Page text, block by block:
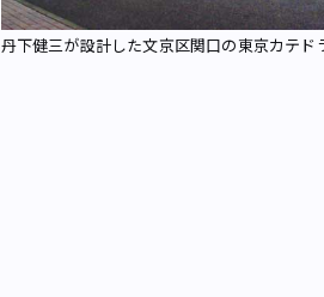
丹下健三が設計した文京区関口の東京カテ